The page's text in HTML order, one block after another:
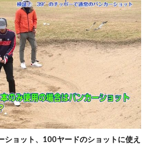
ショット、100ヤードのショットに使え